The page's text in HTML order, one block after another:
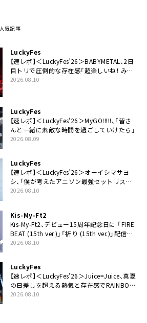
人気記事
LuckyFes
【速レポ】＜LuckyFes’26＞BABYMETAL、2日
目トリで圧倒的な存在感「超楽しいね！ みん
なありがとう！」
2026.08.10
LuckyFes
【速レポ】＜LuckyFes’26＞MyGO!!!!!、「皆さ
んと一緒に素敵な時間を過ごしていけたら」
2026.08.09
LuckyFes
【速レポ】＜LuckyFes’26＞オーイシマサヨ
シ、「僕が考えたアニソン最強セットリスト
で臨みます！」
2026.08.10
Kis-My-Ft2
Kis-My-Ft2、デビュー15周年記念日に 「FIRE
BEAT (15th ver.)」「祈り (15th ver.)」配信ス
タート
2026.08.10
LuckyFes
【速レポ】＜LuckyFes’26＞Juice=Juice、真夏
の日差しを超える熱気と存在感でRAINBOW
STAGE席巻
2026.08.10